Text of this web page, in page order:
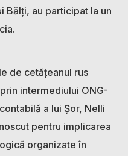
Bălți, au participat la un
de cetățeanul rus
intermediului ONG-
a lui Șor, Nelli
pentru implicarea
organizate în